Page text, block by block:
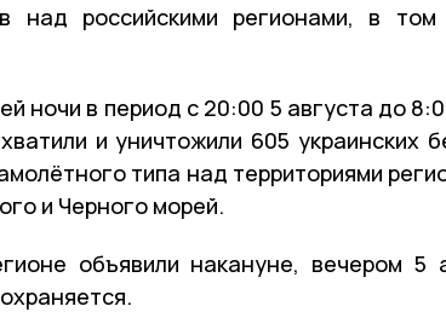
над российскими регионами, в
ночи в период с 20:00 5 августа до
и уничтожили 605 украинских
типа над территориями
и Черного морей.
объявили накануне, вечером 5